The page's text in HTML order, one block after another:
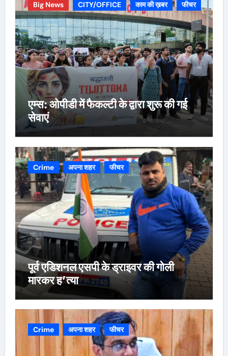
Big News CITY/OFFICE काम की ख़बर फीचर
एम्स: ओपीडी में फैकल्टी के द्वारा शुरू की गई
सेवाएं
Crime अपना शहर फीचर
पूर्व एडिशनल एसपी के ड्राइवर की गोली
मारकर ह’त्या
Crime अपना शहर फीचर